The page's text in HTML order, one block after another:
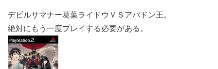
デビルサマナー葛葉ライドウＶＳアバドン王。
絶対にもう一度プレイする必要がある。